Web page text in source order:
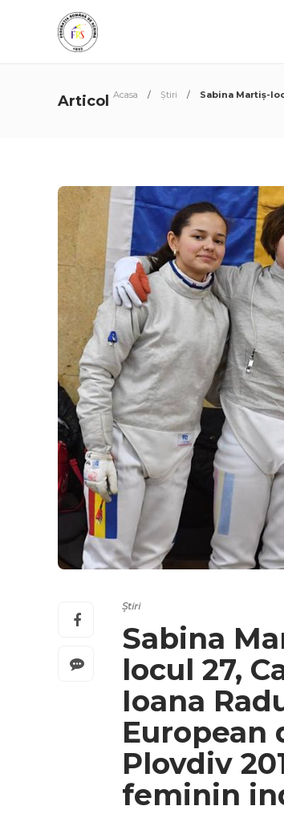
Articol Acasa Știri Sabina Martiș-
Știri
Sabina
locul 27,
Ioana
European
Plovdiv
feminin